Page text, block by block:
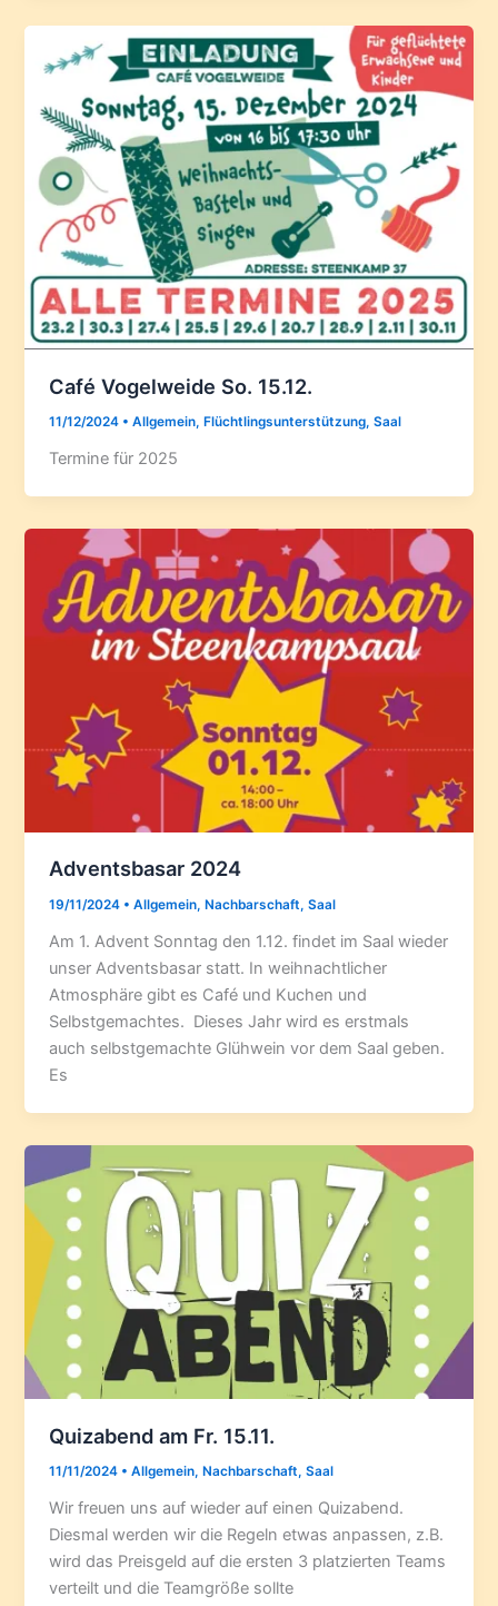
Café Vogelweide So. 15.12.
11/12/2024 •Allgemein, Flüchtlingsunterstützung,Saal
Termine für 2025
Adventsbasar 2024
19/11/2024 •Allgemein, Nachbarschaft,Saal
Am 1. Advent Sonntag den 1.12. findet im Saal wieder
unser Adventsbasar statt. In weihnachtlicher
Atmosphäre gibt es Café und Kuchen und
Selbstgemachtes. Dieses Jahr wird es erstmals
auch selbstgemachte Glühwein vor dem Saal geben.
Es
Quizabend am Fr. 15.11.
11/11/2024 •Allgemein, Nachbarschaft,Saal
Wir freuen uns auf wieder auf einen Quizabend.
Diesmal werden wir die Regeln etwas anpassen, z.B.
wird das Preisgeld auf die ersten 3 platzierten Teams
verteilt und die Teamgröße sollte